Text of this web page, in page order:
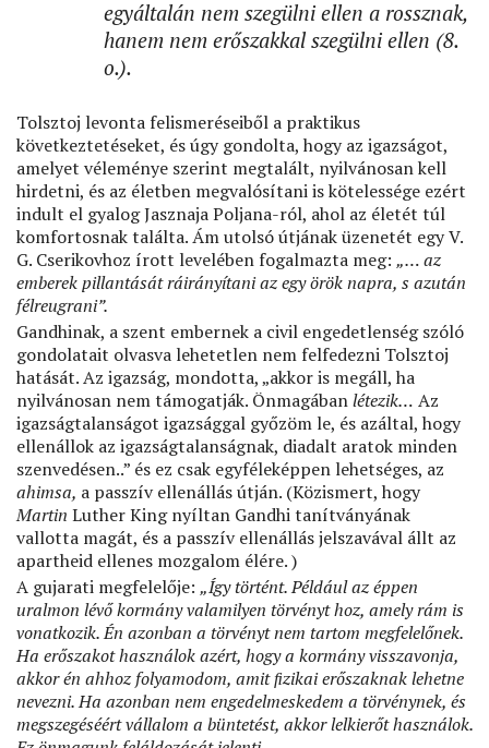
egyáltalán nem szegülni ellen a rossznak,
hanem nem erőszakkal szegülni ellen (8.
o.).
Tolsztoj levonta felismeréseiből a praktikus
következtetéseket, és úgy gondolta, hogy az igazságot,
amelyet véleménye szerint megtalált, nyilvánosan kell
hirdetni, és az életben megvalósítani is kötelessége ezért
indult el gyalog Jasznaja Poljana-ról, ahol az életét túl
komfortosnak találta. Ám utolsó útjának üzenetét egy V.
G. Cserikovhoz írott levelében fogalmazta meg: „… az
emberek pillantását ráirányítani az egy örök napra, s azután
félreugrani”.
Gandhinak, a szent embernek a civil engedetlenség szóló
gondolatait olvasva lehetetlen nem felfedezni Tolsztoj
hatását. Az igazság, mondotta, „akkor is megáll, ha
nyilvánosan nem támogatják. Önmagábanlétezik… Az
igazságtalanságot igazsággal győzöm le, és azáltal, hogy
ellenállok az igazságtalanságnak, diadalt aratok minden
szenvedésen..” és ez csak egyféleképpen lehetséges, az
ahimsa, a passzív ellenállás útján. (Közismert, hogy
Martin Luther King nyíltan Gandhi tanítványának
vallotta magát, és a passzív ellenállás jelszavával állt az
apartheid ellenes mozgalom élére. )
A gujarati megfelelője: „Így történt.Például az éppen
uralmon lévő kormány valamilyen törvényt hoz, amely rám is
vonatkozik. Én azonban a törvényt nem tartom megfelelőnek.
Ha erőszakot használok azért, hogy a kormány visszavonja,
akkor én ahhoz folyamodom, amit ﬁzikai erőszaknak lehetne
nevezni. Ha azonban nem engedelmeskedem a törvénynek, és
megszegéséért vállalom a büntetést, akkor lelkierőt használok.